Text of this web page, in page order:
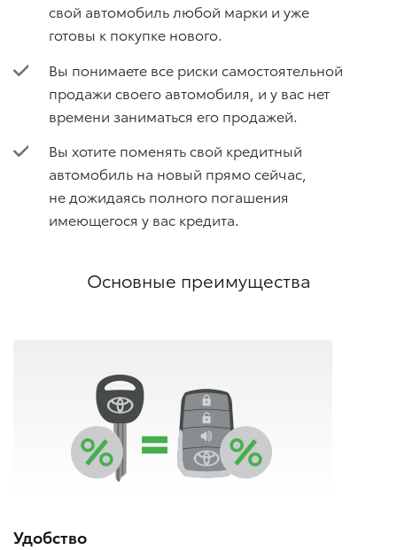
свой автомобиль любой марки и уже
готовы к покупке нового.
Вы понимаете все риски самостоятельной
продажи своего автомобиля, и у вас нет
времени заниматься его продажей.
Вы хотите поменять свой кредитный
автомобиль на новый прямо сейчас,
не дожидаясь полного погашения
имеющегося у вас кредита.
Основные преимущества
Удобство